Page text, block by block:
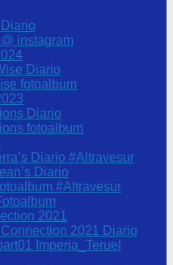
instagram
Diario
fotoalbum
Diario
fotoalbum
Diario #Altravesur
Diario
#Altravesur
2021
2021 Diario
Imperia_Teruel